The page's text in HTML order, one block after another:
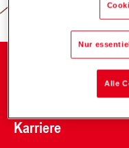
Karriere
Nur
Alle